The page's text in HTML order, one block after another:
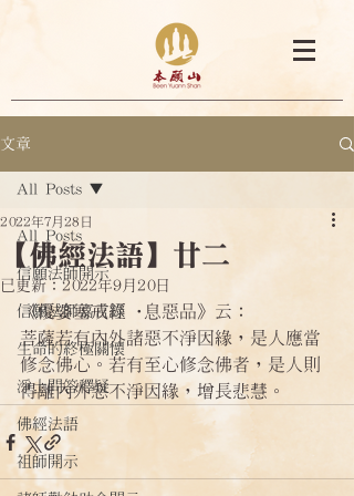
文章
All Posts
信願法師開示
信願法師嘉言錄
生命的終極關懷
淨土問答釋疑
佛經法語
祖師開示
All Posts
【佛經法語】廿二
2022年7月28日
已更新： 2022年9月20日
《優婆塞戒經·息惡品》云：
菩薩若有內外諸惡不淨因緣，是人應當
修念佛心。若有至心修念佛者，是人則
得離內外惡不淨因緣，增長悲慧。